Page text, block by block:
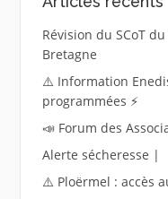
Révision du SCoT
Bretagne
⚠️ Information
programmées ⚡
📣 Forum des
Alerte sécheresse |
⚠️ Ploërmel : accès